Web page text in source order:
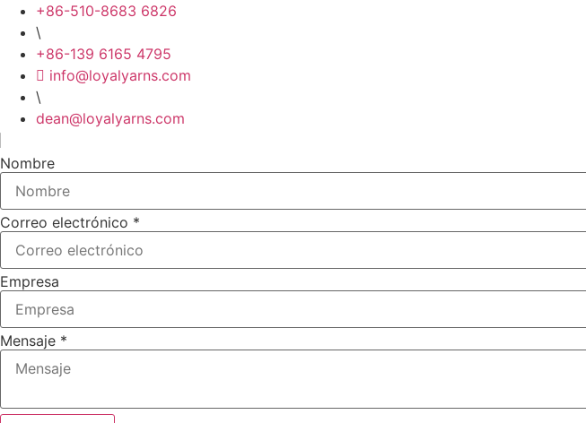
+86-510-8683 6826
\
+86-139 6165 4795
info@loyalyarns.com
\
dean@loyalyarns.com
Nombre
Correo electrónico *
Empresa
Mensaje *